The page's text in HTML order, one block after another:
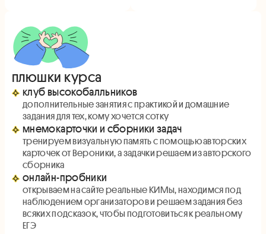
плюшки курса
клуб высокобалльников
дополнительные занятия с практикой и домашние
задания для тех, кому хочется сотку
мнемокарточки и сборники задач
тренируем визуальную память с помощью авторских
карточек от Вероники, а задачки решаем из авторского
сборника
онлайн-пробники
открываем на сайте реальные КИМы, находимся под
наблюдением организаторов и решаем задания без
всяких подсказок, чтобы подготовиться к реальному
ЕГЭ